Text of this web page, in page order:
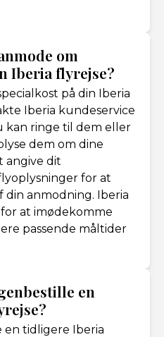
om
Iberia flyrejse?
på din Iberia
Iberia kundeservice
kan ringe til dem eller
dem om dine
angive dit
for at
din anmodning. Iberia
at imødekomme
passende måltider
en
en tidligere Iberia